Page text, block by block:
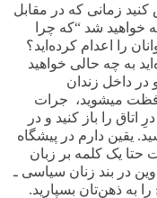
زمانی که در مقابل
خواهید شد “که چرا
را اعدام کرده‌اید؟
به چه حالی خواهید
در داخل زندان
میشوید، جرات
اتاق را باز کنید و در
یقین دارم در پیشگاه
حتا یک کلمه بر زبان
در بند زنان سیاسی ـ
را به ذهن‌تان بسپارید.